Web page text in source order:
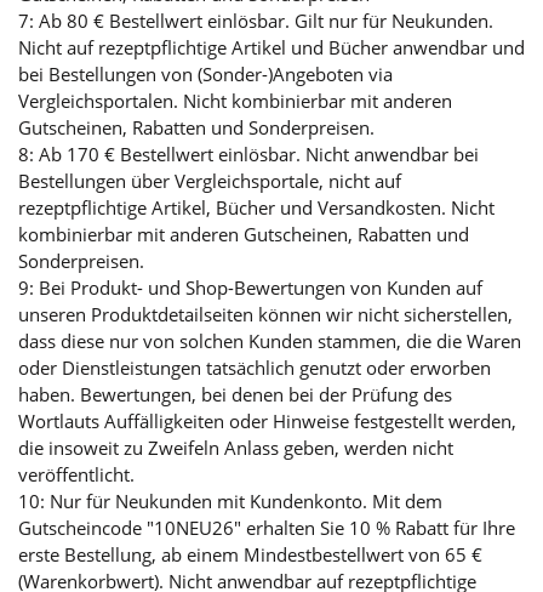
7: Ab 80 € Bestellwert einlösbar. Gilt nur für Neukunden.
Nicht auf rezeptpflichtige Artikel und Bücher anwendbar und
bei Bestellungen von (Sonder-)Angeboten via
Vergleichsportalen. Nicht kombinierbar mit anderen
Gutscheinen, Rabatten und Sonderpreisen.
8: Ab 170 € Bestellwert einlösbar. Nicht anwendbar bei
Bestellungen über Vergleichsportale, nicht auf
rezeptpflichtige Artikel, Bücher und Versandkosten. Nicht
kombinierbar mit anderen Gutscheinen, Rabatten und
Sonderpreisen.
9: Bei Produkt- und Shop-Bewertungen von Kunden auf
unseren Produktdetailseiten können wir nicht sicherstellen,
dass diese nur von solchen Kunden stammen, die die Waren
oder Dienstleistungen tatsächlich genutzt oder erworben
haben. Bewertungen, bei denen bei der Prüfung des
Wortlauts Auffälligkeiten oder Hinweise festgestellt werden,
die insoweit zu Zweifeln Anlass geben, werden nicht
veröffentlicht.
10: Nur für Neukunden mit Kundenkonto. Mit dem
Gutscheincode "10NEU26" erhalten Sie 10 % Rabatt für Ihre
erste Bestellung, ab einem Mindestbestellwert von 65 €
(Warenkorbwert). Nicht anwendbar auf rezeptpflichtige